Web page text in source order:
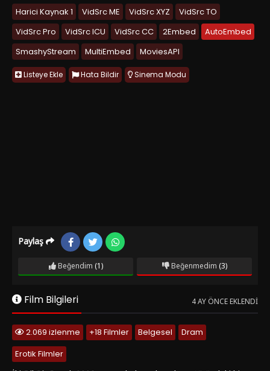
Harici Kaynak 1 VidSrc ME VidSrc XYZ
VidSrc TO
VidSrc Pro
VidSrc ICU VidSrc CC 2Embed
AutoEmbed
SmashyStream
MultiEmbed MoviesAPI
Listeye Ekle Hata Bildir Sinema Modu
Paylaş
Beğendim (1) Beğenmedim (3)
Film Bilgileri 4 AY ÖNCE EKLENDI
2.069 izlenme +18 Filmler Belgesel
Dram
Erotik Filmler